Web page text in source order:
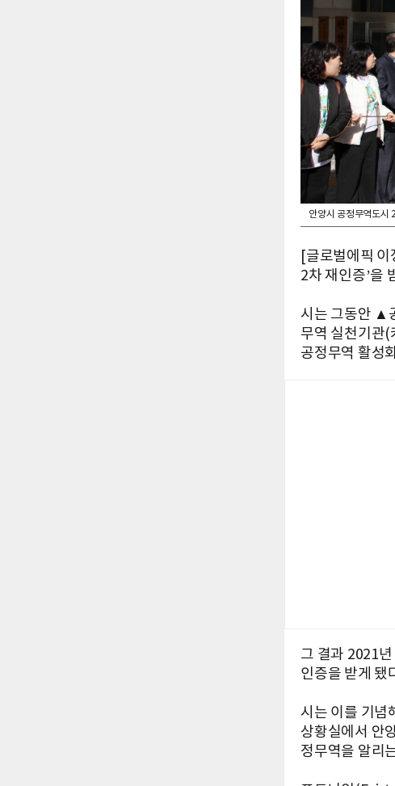
안양시 공정무역도시
[글로벌에픽 이
2차 재인증’을
시는 그동안 ▲
무역 실천기관
공정무역 활성
그 결과 2021
인증을 받게 됐
시는 이를 기념
상황실에서 안
정무역을 알리